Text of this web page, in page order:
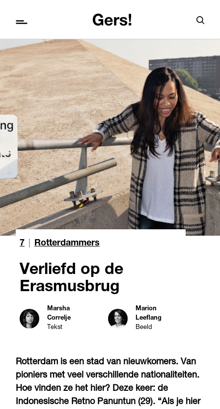
7 Rotterdammers
Verliefd op de
Erasmusbrug
Marsha
Correlje
Tekst
Marion
Leeflang
Beeld
Rotterdam is een stad van nieuwkomers. Van
pioniers met veel verschillende nationaliteiten.
Hoe vinden ze het hier? Deze keer: de
Indonesische Retno Panuntun (29). “Als je hier